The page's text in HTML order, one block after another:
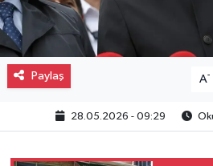
Paylaş A-
28.05.2026 - 09:29
Eğitim